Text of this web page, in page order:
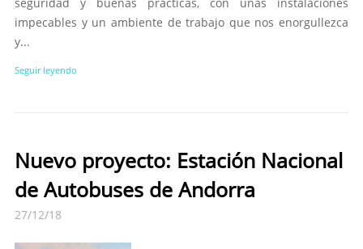
impecables y un ambiente de trabajo que nos enorgullezca
y...
Seguir leyendo
Nuevo proyecto: Estación Nacional
de Autobuses de Andorra
27/12/18